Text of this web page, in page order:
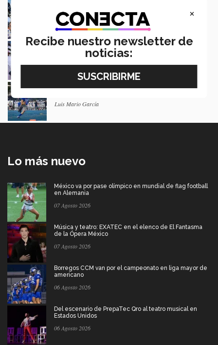
Sergio Díaz y Karla Fierro
Así fue cómo los Borregos Toluca se
coronaron bicampeones (crónica)
Luis Mario García
Lo más nuevo
México va por pase olímpico en mundial de flag football
en Alemania
07 Agosto 2026
Música y teatro: EXATEC en el elenco de El Fantasma
de la Ópera México
07 Agosto 2026
Borregos CCM van por el campeonato en liga mayor de
americano
06 Agosto 2026
Del escenario de PrepaTec Qro al teatro musical en
Estados Unidos
06 Agosto 2026
×
Recibe nuestro newsletter de
noticias: